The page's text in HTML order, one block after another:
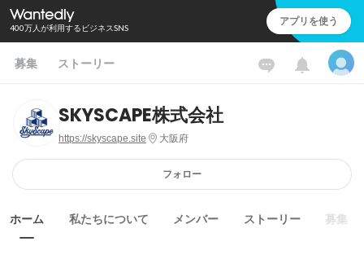
400万人が利用するビジネスSNS アプリを使う
募集 ストーリー
SKYSCAPE株式会社
https://skyscape.site 大阪府
フォロー
ホーム 私たちについて メンバー ストーリー 募集